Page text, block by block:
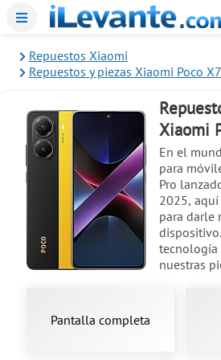
Menu
Repuestos Xiaomi
Repuestos y piezas Xiaomi Poco
Xiaomi
En el
para
Pro
2025,
para darle
tecnología
nuestras
que en tu
6.67
Pantalla completa